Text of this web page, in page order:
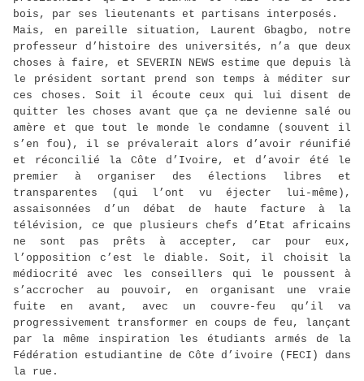
bois, par ses lieutenants et partisans interposés.
Mais, en pareille situation, Laurent Gbagbo, notre
professeur d’histoire des universités, n’a que deux
choses à faire, et SEVERIN NEWS estime que depuis là
le président sortant prend son temps à méditer sur
ces choses. Soit il écoute ceux qui lui disent de
quitter les choses avant que ça ne devienne salé ou
amère et que tout le monde le condamne (souvent il
s’en fou), il se prévalerait alors d’avoir réunifié
et réconcilié la Côte d’Ivoire, et d’avoir été le
premier à organiser des élections libres et
transparentes (qui l’ont vu éjecter lui-même),
assaisonnées d’un débat de haute facture à la
télévision, ce que plusieurs chefs d’Etat africains
ne sont pas prêts à accepter, car pour eux,
l’opposition c’est le diable. Soit, il choisit la
médiocrité avec les conseillers qui le poussent à
s’accrocher au pouvoir, en organisant une vraie
fuite en avant, avec un couvre-feu qu’il va
progressivement transformer en coups de feu, lançant
par la même inspiration les étudiants armés de la
Fédération estudiantine de Côte d’ivoire (FECI) dans
la rue.